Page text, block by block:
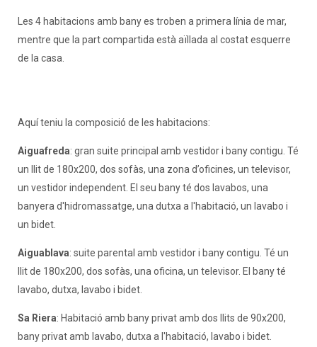
Les 4 habitacions amb bany es troben a primera línia de mar,
mentre que la part compartida està aïllada al costat esquerre
de la casa.
Aquí teniu la composició de les habitacions:
Aiguafreda: gran suite principal amb vestidor i bany contigu. Té
un llit de 180x200, dos sofàs, una zona d’oficines, un televisor,
un vestidor independent. El seu bany té dos lavabos, una
banyera d'hidromassatge, una dutxa a l'habitació, un lavabo i
un bidet.
Aiguablava: suite parental amb vestidor i bany contigu. Té un
llit de 180x200, dos sofàs, una oficina, un televisor. El bany té
lavabo, dutxa, lavabo i bidet.
Sa Riera: Habitació amb bany privat amb dos llits de 90x200,
bany privat amb lavabo, dutxa a l'habitació, lavabo i bidet.